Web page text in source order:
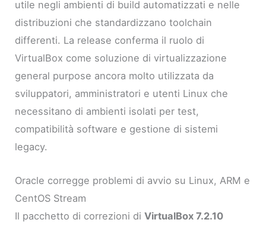
utile negli ambienti di build automatizzati e nelle
distribuzioni che standardizzano toolchain
differenti. La release conferma il ruolo di
VirtualBox come soluzione di virtualizzazione
general purpose ancora molto utilizzata da
sviluppatori, amministratori e utenti Linux che
necessitano di ambienti isolati per test,
compatibilità software e gestione di sistemi
legacy.
Oracle corregge problemi di avvio su Linux, ARM e
CentOS Stream
Il pacchetto di correzioni diVirtualBox 7.2.10